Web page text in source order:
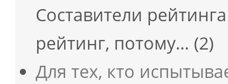
Составители
рейтинг, потому… (2)
Для тех, кто